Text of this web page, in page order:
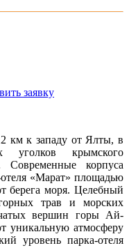
заявку
км к западу от Ялты, в
крымского
корпуса
отеля «Марат» площадью
берега моря. Целебный
трав и морских
вершин горы Ай-
уникальную атмосферу
уровень парка-отеля